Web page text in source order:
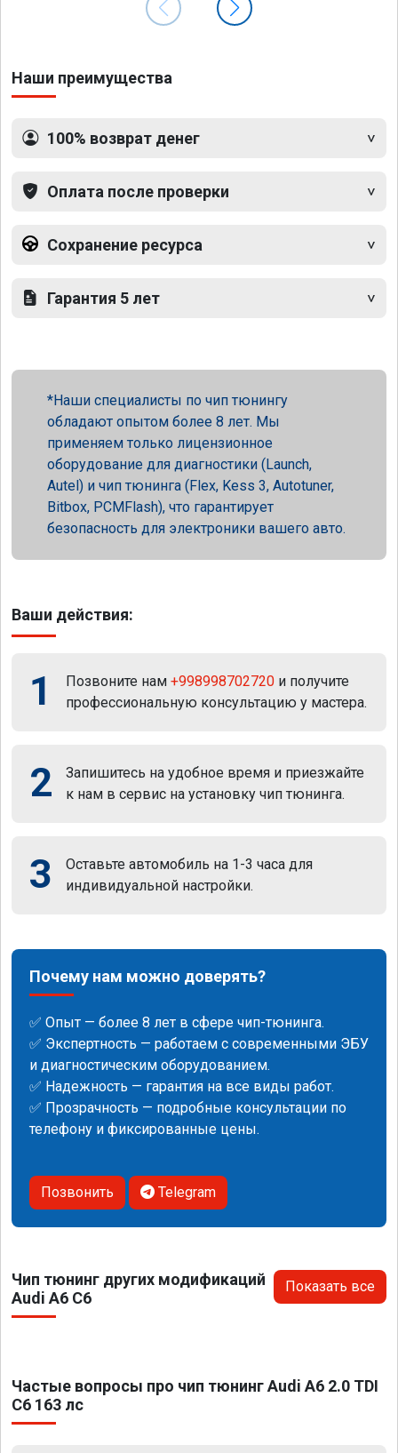
Наши преимущества
100% возврат денег
Оплата после проверки
Сохранение ресурса
Гарантия 5 лет
Наши специалисты по чип тюнингу
обладают опытом более 8 лет. Мы
применяем только лицензионное
оборудование для диагностики (Launch,
Autel) и чип тюнинга (Flex, Kess 3, Autotuner,
Bitbox, PCMFlash), что гарантирует
безопасность для электроники вашего авто.
Ваши действия:
1 Позвоните нам +998998702720 и получите
профессиональную консультацию у мастера.
2
Запишитесь на удобное время и приезжайте
к нам в сервис на установку чип тюнинга.
3
Оставьте автомобиль на 1-3 часа для
индивидуальной настройки.
Почему нам можно доверять?
✅ Опыт — более 8 лет в сфере чип-тюнинга.
✅ Экспертность — работаем с современными ЭБУ
и диагностическим оборудованием.
✅ Надежность — гарантия на все виды работ.
✅ Прозрачность — подробные консультации по
телефону и фиксированные цены.
Позвонить Telegram
Чип тюнинг других модификаций
Audi A6 C6
Показать все
Частые вопросы про чип тюнинг Audi A6 2.0 TDI
C6 163 лс